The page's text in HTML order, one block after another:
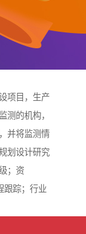
项目，生产
测的机构，
并将监测情
划设计研究
；资
跟踪；行业